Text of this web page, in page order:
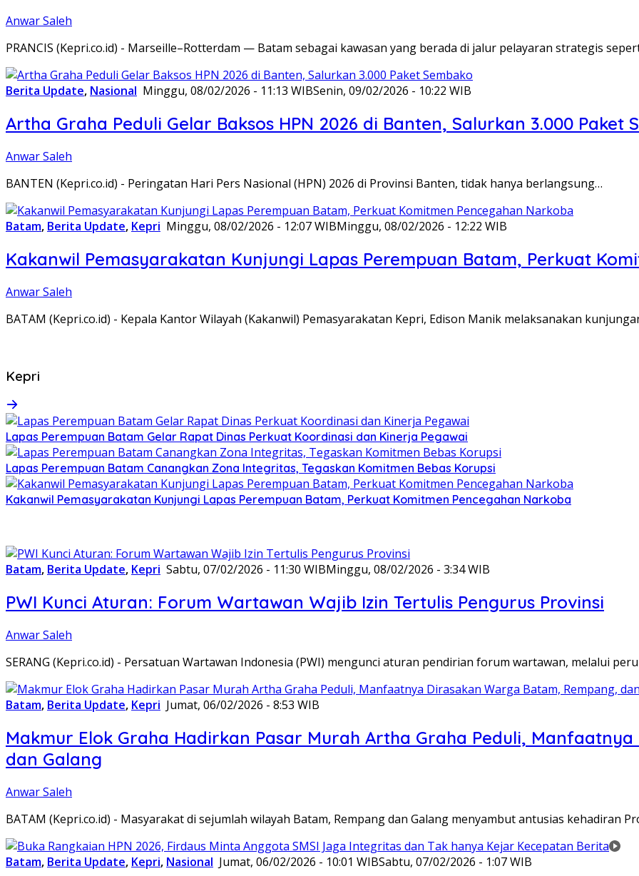
Anwar Saleh
PRANCIS (Kepri.co.id) - Marseille–Rotterdam — Batam sebagai kawasan yang berada di jalur pelayaran strategis
Berita Update, Nasional Minggu, 08/02/2026 - 11:13 WIBSenin, 09/02/2026 - 10:22 WIB
Artha Graha Peduli Gelar Baksos HPN 2026 di Banten, Salurkan 3.000 Paket
Anwar Saleh
BANTEN (Kepri.co.id) - Peringatan Hari Pers Nasional (HPN) 2026 di Provinsi Banten, tidak hanya berlangsung…
Batam, Berita Update, Kepri Minggu, 08/02/2026 - 12:07 WIBMinggu, 08/02/2026 - 12:22 WIB
Kakanwil Pemasyarakatan Kunjungi Lapas Perempuan Batam, Perkuat
Anwar Saleh
BATAM (Kepri.co.id) - Kepala Kantor Wilayah (Kakanwil) Pemasyarakatan Kepri, Edison Manik melaksanakan
Kepri
Lapas Perempuan Batam Gelar Rapat Dinas Perkuat Koordinasi dan Kinerja Pegawai
Lapas Perempuan Batam Canangkan Zona Integritas, Tegaskan Komitmen Bebas Korupsi
Kakanwil Pemasyarakatan Kunjungi Lapas Perempuan Batam, Perkuat Komitmen Pencegahan Narkoba
Batam, Berita Update, Kepri Sabtu, 07/02/2026 - 11:30 WIBMinggu, 08/02/2026 - 3:34 WIB
PWI Kunci Aturan: Forum Wartawan Wajib Izin Tertulis Pengurus Provinsi
Anwar Saleh
SERANG (Kepri.co.id) - Persatuan Wartawan Indonesia (PWI) mengunci aturan pendirian forum wartawan, melalui
Batam, Berita Update, Kepri Jumat, 06/02/2026 - 8:53 WIB
Makmur Elok Graha Hadirkan Pasar Murah Artha Graha Peduli,
dan Galang
Anwar Saleh
BATAM (Kepri.co.id) - Masyarakat di sejumlah wilayah Batam, Rempang dan Galang menyambut antusias kehadiran
Batam, Berita Update, Kepri, Nasional Jumat, 06/02/2026 - 10:01 WIBSabtu, 07/02/2026 - 1:07 WIB